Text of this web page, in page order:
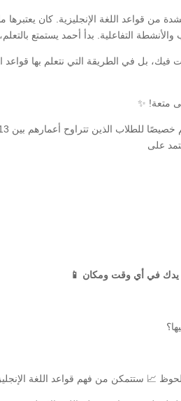
من قواعد اللغة الإنجليزية. كان
التفاعلية. بدأ أحمد يستمتع
بل في الطريقة التي نتعلم بها قواعد
متعة! ✨
على
يدك في أي وقت ومكان 📱
📈 ستتمكن من فهم قواعد اللغة